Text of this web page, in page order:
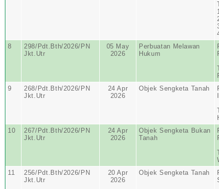
8
298/Pdt.Bth/2026/PN
Jkt.Utr
05 May
2026
Perbuatan Melawan
Hukum
9
268/Pdt.Bth/2026/PN
Jkt.Utr
24 Apr
2026
Objek Sengketa Tanah
10
267/Pdt.Bth/2026/PN
Jkt.Utr
24 Apr
2026
Objek Sengketa Bukan
Tanah
11
256/Pdt.Bth/2026/PN
Jkt.Utr
20 Apr
2026
Objek Sengketa Tanah